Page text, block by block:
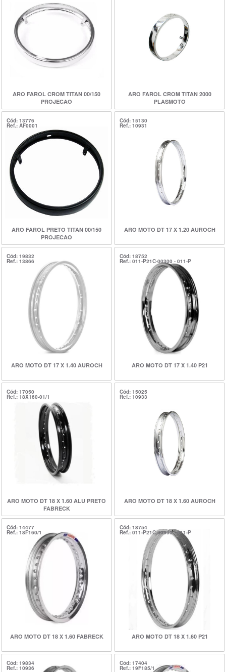
ARO FAROL CROM TITAN 00/150
PROJECAO
ARO FAROL CROM TITAN 2000
PLASMOTO
Cód: 13776
Ref.: AF0001
ARO FAROL PRETO TITAN 00/150
PROJECAO
Cód: 15130
Ref.: 10931
ARO MOTO DT 17 X 1.20 AUROCH
Cód: 19832
Ref.: 13866
ARO MOTO DT 17 X 1.40 AUROCH
Cód: 18752
Ref.: 011-P21C-00300 - 011-P
ARO MOTO DT 17 X 1.40 P21
Cód: 17050
Ref.: 18X160-01/1
ARO MOTO DT 18 X 1.60 ALU PRETO
FABRECK
Cód: 15025
Ref.: 10933
ARO MOTO DT 18 X 1.60 AUROCH
Cód: 14477
Ref.: 18F160/1
ARO MOTO DT 18 X 1.60 FABRECK
Cód: 18754
Ref.: 011-P21C-00900 - 011-P
ARO MOTO DT 18 X 1.60 P21
Cód: 19834
Ref.: 10936
Cód: 17404
Ref.: 19F185/1